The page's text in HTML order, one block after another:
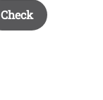
Check